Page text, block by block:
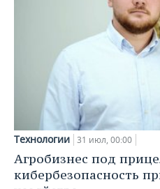
Технологии 31 июл, 00:00
Агробизнес под
кибербезопасность